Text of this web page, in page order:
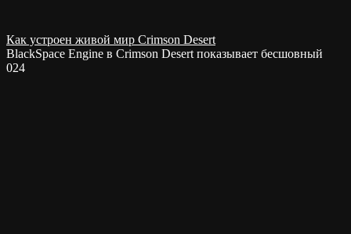
Как устроен живой мир Crimson Desert
BlackSpace Engine в Crimson Desert показывает бесшовный
024